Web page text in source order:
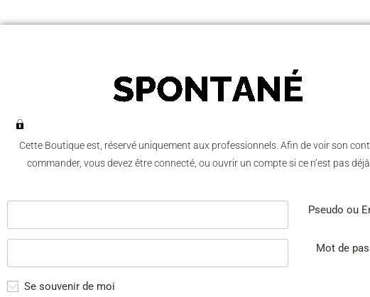
Cette Boutique est, réservé uniquement aux professionnels. Afin de voir son
commander, vous devez être connecté, ou ouvrir un compte si ce n’est pas
Pseudo ou
Mot de
Se souvenir de moi